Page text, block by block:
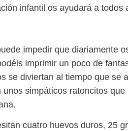
infantil os ayudará a todos
impedir que diariamente
imprimir un poco de
se diviertan al tiempo que se
simpáticos ratoncitos
cuatro huevos duros, 25